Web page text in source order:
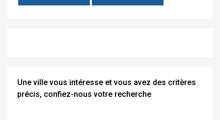
Une ville vous intéresse et vous avez des critères
précis, confiez-nous votre recherche